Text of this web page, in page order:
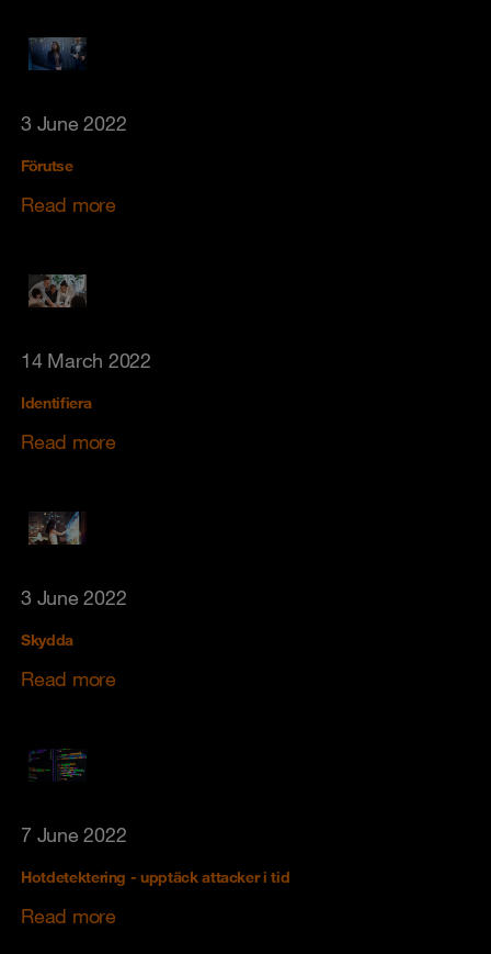
3 June 2022
Förutse
Read more
14 March 2022
Identifiera
Read more
3 June 2022
Skydda
Read more
7 June 2022
Hotdetektering - upptäck attacker i tid
Read more